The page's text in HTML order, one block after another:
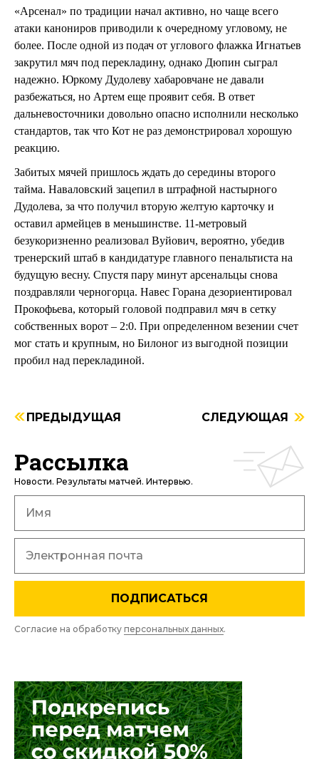
«Арсенал» по традиции начал активно, но чаще всего
атаки канониров приводили к очередному угловому, не
более. После одной из подач от углового флажка Игнатьев
закрутил мяч под перекладину, однако Дюпин сыграл
надежно. Юркому Дудолеву хабаровчане не давали
разбежаться, но Артем еще проявит себя. В ответ
дальневосточники довольно опасно исполнили несколько
стандартов, так что Кот не раз демонстрировал хорошую
реакцию.
Забитых мячей пришлось ждать до середины второго
тайма. Наваловский зацепил в штрафной настырного
Дудолева, за что получил вторую желтую карточку и
оставил армейцев в меньшинстве. 11-метровый
безукоризненно реализовал Вуйович, вероятно, убедив
тренерский штаб в кандидатуре главного пенальтиста на
будущую весну. Спустя пару минут арсенальцы снова
поздравляли черногорца. Навес Горана дезориентировал
Прокофьева, который головой подправил мяч в сетку
собственных ворот – 2:0. При определенном везении счет
мог стать и крупным, но Билоног из выгодной позиции
пробил над перекладиной.
ПРЕДЫДУЩАЯ СЛЕДУЮЩАЯ
Рассылка
Новости. Результаты матчей. Интервью.
ПОДПИСАТЬСЯ
Согласие на обработку персональных данных.